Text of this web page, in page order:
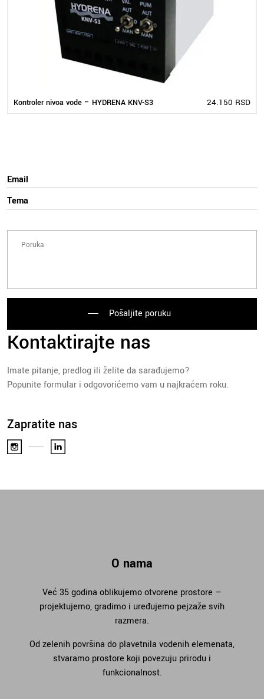
Kontroler nivoa vode – HYDRENA KNV-S3 24.150 RSD
Pošaljite poruku
Kontaktirajte nas
Imate pitanje, predlog ili želite da sarađujemo?
Popunite formular i odgovorićemo vam u najkraćem roku.
Zapratite nas
O nama
Već 35 godina oblikujemo otvorene prostore —
projektujemo, gradimo i uređujemo pejzaže svih
razmera.
Od zelenih površina do plavetnila vodenih elemenata,
stvaramo prostore koji povezuju prirodu i
funkcionalnost.